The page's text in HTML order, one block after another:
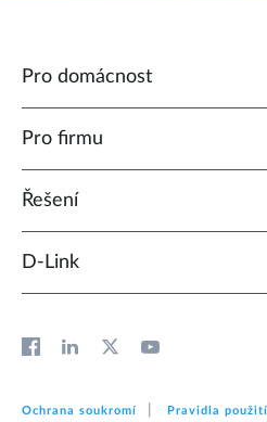
Pro domácnost
Pro firmu
Řešení
D‑Link
Ochrana soukromí Pravidla použití